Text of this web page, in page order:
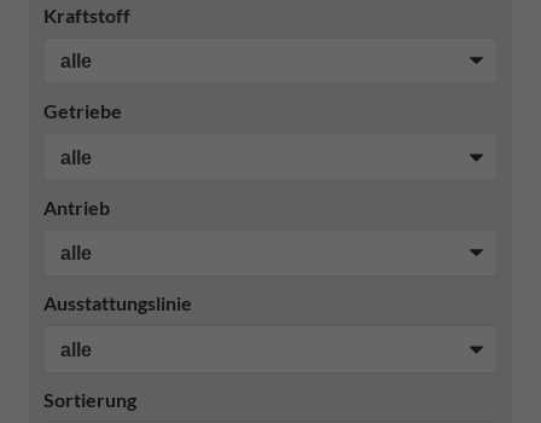
Kraftstoff
Getriebe
Antrieb
Ausstattungslinie
Sortierung